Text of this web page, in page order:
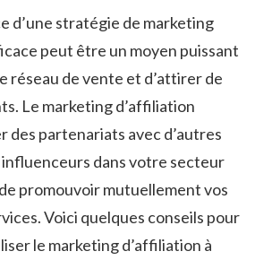
d’une​ stratégie de marketing
peut être un moyen puissant
réseau ⁢de vente et d’attirer de
⁣Le marketing d’affiliation
des partenariats avec d’autres
dans votre secteur
promouvoir mutuellement vos
​Voici quelques conseils pour
le marketing d’affiliation à